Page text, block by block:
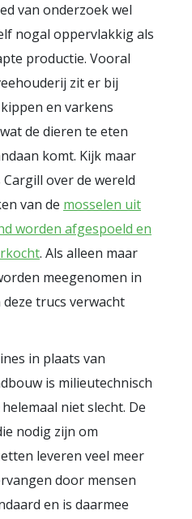
van onderzoek wel
nogal oppervlakkig als
productie. Vooral
zit er bij
en varkens
de dieren te eten
komt. Kijk maar
over de wereld
van de mosselen uit
worden afgespoeld en
. Als alleen maar
meegenomen in
trucs verwacht
in plaats van
is milieutechnisch
niet slecht. De
nodig zijn om
leveren veel meer
door mensen
en is daarmee